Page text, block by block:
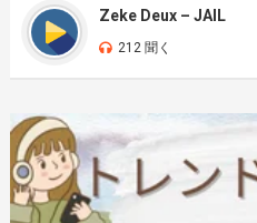
Zeke Deux – JAIL
212 聞く